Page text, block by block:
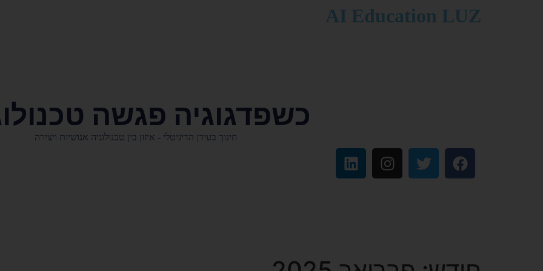
AI Education LUZ
כשפדגוגיה פגשה
חינוך בעידן הדיגיטלי - איזון בין טכנולוגיה אנושיות ויצירה